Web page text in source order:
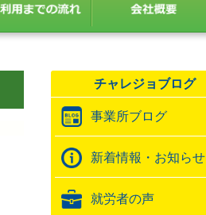
チャレジョブログ
事業所ブログ
新着情報・お知らせ
就労者の声